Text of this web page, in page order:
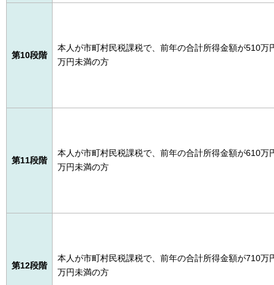
第10段階
本人が市町村民税課税で、前年の合計所得金額が510万
万円未満の方
第11段階
本人が市町村民税課税で、前年の合計所得金額が610万
万円未満の方
第12段階
本人が市町村民税課税で、前年の合計所得金額が710万
万円未満の方